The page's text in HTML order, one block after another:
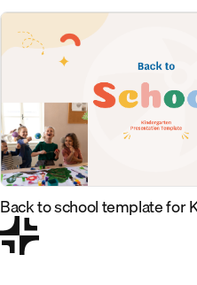
Back to school template for